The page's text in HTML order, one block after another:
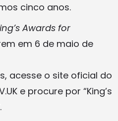
cinco anos.
Awards for
em 6 de maio de
acesse o site oficial do
e procure por “King’s